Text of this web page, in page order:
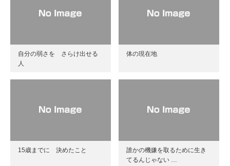
自分の弱さを さらけ出せる
人
体の現在地
15歳までに 決めたこと
誰かの機嫌を取るために生き
てるんじゃない …